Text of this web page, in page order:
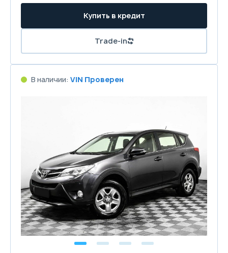
Купить в кредит
Trade-in
В наличии: VIN Проверен